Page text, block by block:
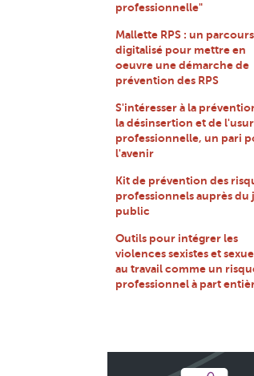
professionnelle"
Mallette RPS : un parcours
digitalisé pour mettre en
oeuvre une démarche de
prévention des RPS
S'intéresser à la
la désinsertion et de
professionnelle, un pari
l'avenir
Kit de prévention des
professionnels auprès du
public
Outils pour intégrer les
violences sexistes et
au travail comme un
professionnel à part